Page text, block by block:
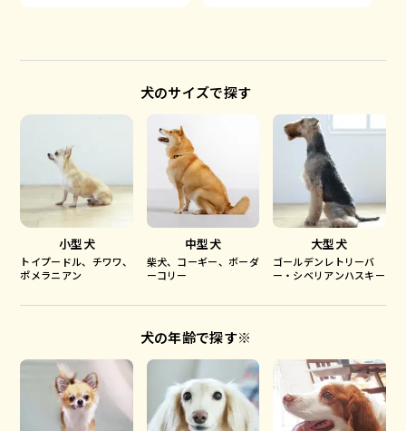
犬のサイズで探す
小型犬
トイプードル、チワワ、
ポメラニアン
中型犬
柴犬、コーギー、ボーダ
ーコリー
大型犬
ゴールデンレトリーバ
ー・シベリアンハスキー
犬の年齢で探す※